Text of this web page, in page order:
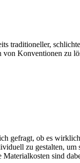
traditioneller,
von Konventionen zu
gefragt, ob es
zu gestalten, um
sind